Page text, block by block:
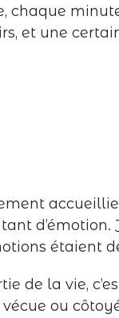
chaque
et une
étaient
de la vie,
ou